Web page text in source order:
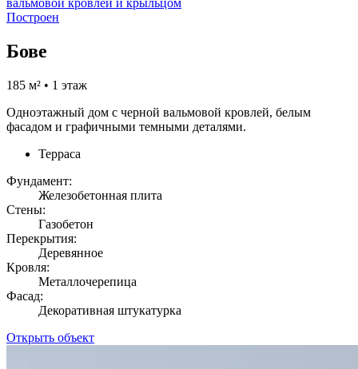
Построен
Бове
185 м² • 1 этаж
Одноэтажный дом с черной вальмовой кровлей, белым
фасадом и графичными темными деталями.
Терраса
Фундамент:
Железобетонная плита
Стены:
Газобетон
Перекрытия:
Деревянное
Кровля:
Металлочерепица
Фасад:
Декоративная штукатурка
Открыть объект